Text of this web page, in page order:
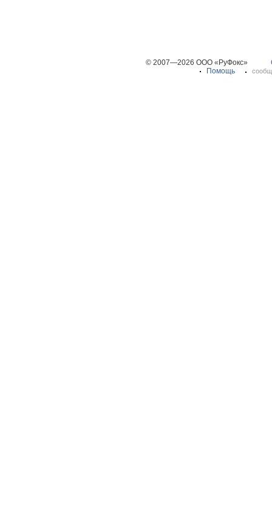
© 2007—2026 ООО «РуФокс»
Помощь